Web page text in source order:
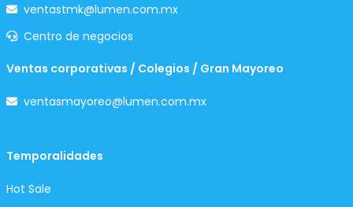
ventastmk@lumen.com.mx
Centro de negocios
Ventas corporativas / Colegios / Gran Mayoreo
ventasmayoreo@lumen.com.mx
Temporalidades
Hot Sale